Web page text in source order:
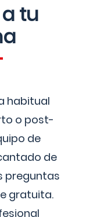
tu
habitual
o post-
de
de
preguntas
gratuita.